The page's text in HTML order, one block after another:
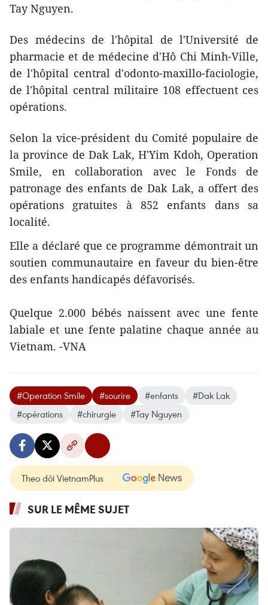
Tay Nguyen.
Des médecins de l'hôpital de l'Université de
pharmacie et de médecine d'Hô Chi Minh-Ville,
de l'hôpital central d'odonto-maxillo-faciologie,
de l'hôpital central militaire 108 effectuent ces
opérations.
Selon la vice-président du Comité populaire de
la province de Dak Lak, H'Yim Kdoh, Operation
Smile, en collaboration avec le Fonds de
patronage des enfants de Dak Lak, a offert des
opérations gratuites à 852 enfants dans sa
localité.
Elle a déclaré que ce programme démontrait un
soutien communautaire en faveur du bien-être
des enfants handicapés défavorisés.
Quelque 2.000 bébés naissent avec une fente
labiale et une fente palatine chaque année au
Vietnam. -VNA
#Operation Smile #sourire #enfants
#Dak Lak
#opérations
#chirurgie #Tay Nguyen
Theo dõi VietnamPlus
SUR LE MÊME SUJET